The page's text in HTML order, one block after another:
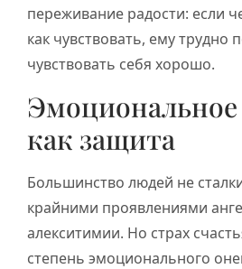
переживание радости: если
как чувствовать, ему трудно
чувствовать себя хорошо.
как защита
Большинство людей не
крайними проявлениями
алекситимии. Но страх
степень эмоционального